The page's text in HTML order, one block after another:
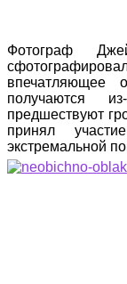
Фотограф
впечатляющее
получаются
предшествуют
принял
экстремальной